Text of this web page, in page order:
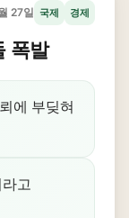
27일 국제 경제
폭발
에 부딪혀
고